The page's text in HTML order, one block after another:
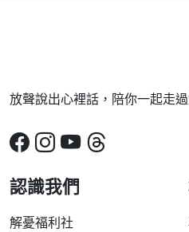
放聲說出心裡話，陪你一起走
認識我們
解憂福利社